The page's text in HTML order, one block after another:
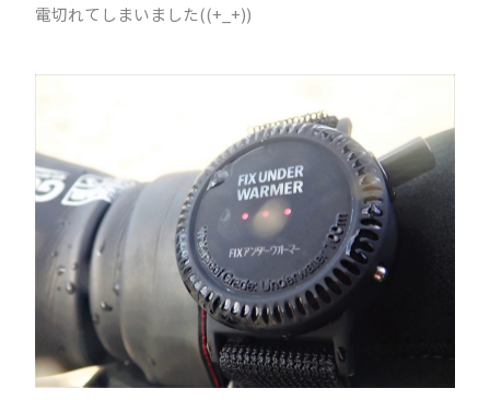
電切れてしまいました((+_+))